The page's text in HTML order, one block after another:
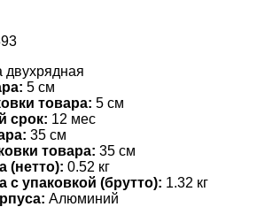
двухрядная
5 см
товара: 5 см
срок: 12 мес
35 см
товара: 35 см
(нетто): 0.52 кг
с упаковкой (брутто): 1.32 кг
Алюминий